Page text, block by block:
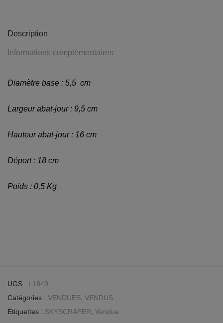
Description
Informations complémentaires
Diamètre base : 5,5 cm
Largeur abat-jour : 9,5 cm
Hauteur abat-jour : 16 cm
Déport : 18 cm
Poids : 0,5 Kg
UGS : L1849
Catégories : VENDUES VENDUS
Étiquettes : SKYSCRAPER Vendue